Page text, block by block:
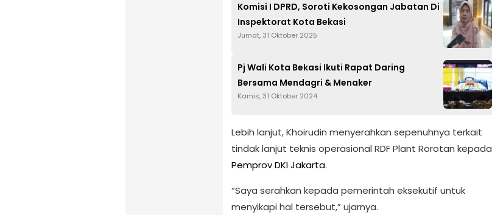
Komisi I DPRD, Soroti Kekosongan Jabatan Di
Inspektorat Kota Bekasi
Jumat, 31 Oktober 2025
Pj Wali Kota Bekasi Ikuti Rapat Daring
Bersama Mendagri & Menaker
Kamis, 31 Oktober 2024
Lebih lanjut, Khoirudin menyerahkan sepenuhnya terkait
tindak lanjut teknis operasional RDF Plant Rorotan kepada
Pemprov DKI Jakarta.
“Saya serahkan kepada pemerintah eksekutif untuk
menyikapi hal tersebut,” ujarnya.